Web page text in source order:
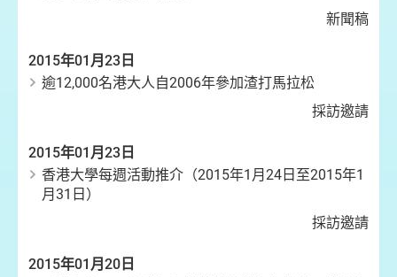
新聞稿
2015年01月23日
逾12,000名港大人自2006年參加渣打馬拉松
採訪邀請
2015年01月23日
香港大學每週活動推介（2015年1月24日至2015年1
月31日）
採訪邀請
2015年01月20日